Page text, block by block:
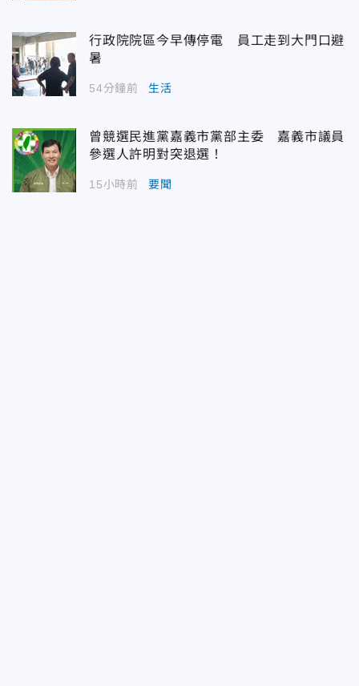
行政院院區今早傳停電 員工走到大門口避
暑
54分鐘前 生活
曾競選民進黨嘉義市黨部主委 嘉義市議員
參選人許明對突退選！
15小時前 要聞